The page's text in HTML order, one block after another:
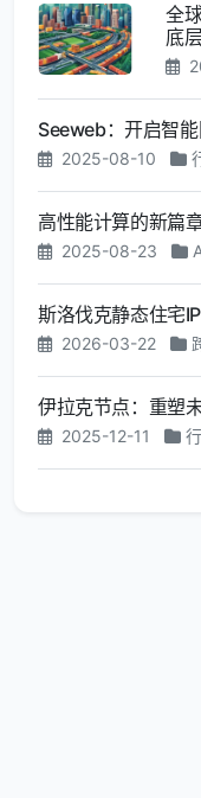
全
底
Seeweb：开启智
2025-08-10
高性能计算的新篇
2025-08-23
斯洛伐克静态住宅
2026-03-22
伊拉克节点：重塑
2025-12-11